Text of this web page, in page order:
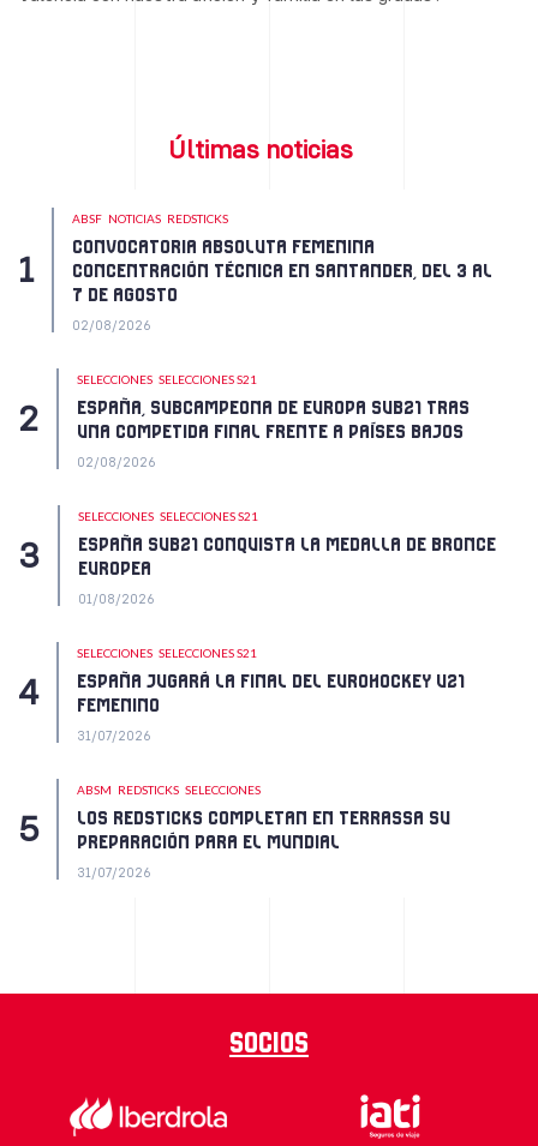
Últimas noticias
ABSF NOTICIAS REDSTICKS
CONVOCATORIA ABSOLUTA FEMENINA
CONCENTRACIÓN TÉCNICA EN SANTANDER, DEL 3 AL
7 DE AGOSTO
02/08/2026
SELECCIONES SELECCIONES S21
ESPAÑA, SUBCAMPEONA DE EUROPA SUB21 TRAS
UNA COMPETIDA FINAL FRENTE A PAÍSES BAJOS
02/08/2026
SELECCIONES SELECCIONES S21
ESPAÑA SUB21 CONQUISTA LA MEDALLA DE BRONCE
EUROPEA
01/08/2026
SELECCIONES SELECCIONES S21
ESPAÑA JUGARÁ LA FINAL DEL EUROHOCKEY U21
FEMENINO
31/07/2026
ABSM REDSTICKS SELECCIONES
LOS REDSTICKS COMPLETAN EN TERRASSA SU
PREPARACIÓN PARA EL MUNDIAL
31/07/2026
Socios